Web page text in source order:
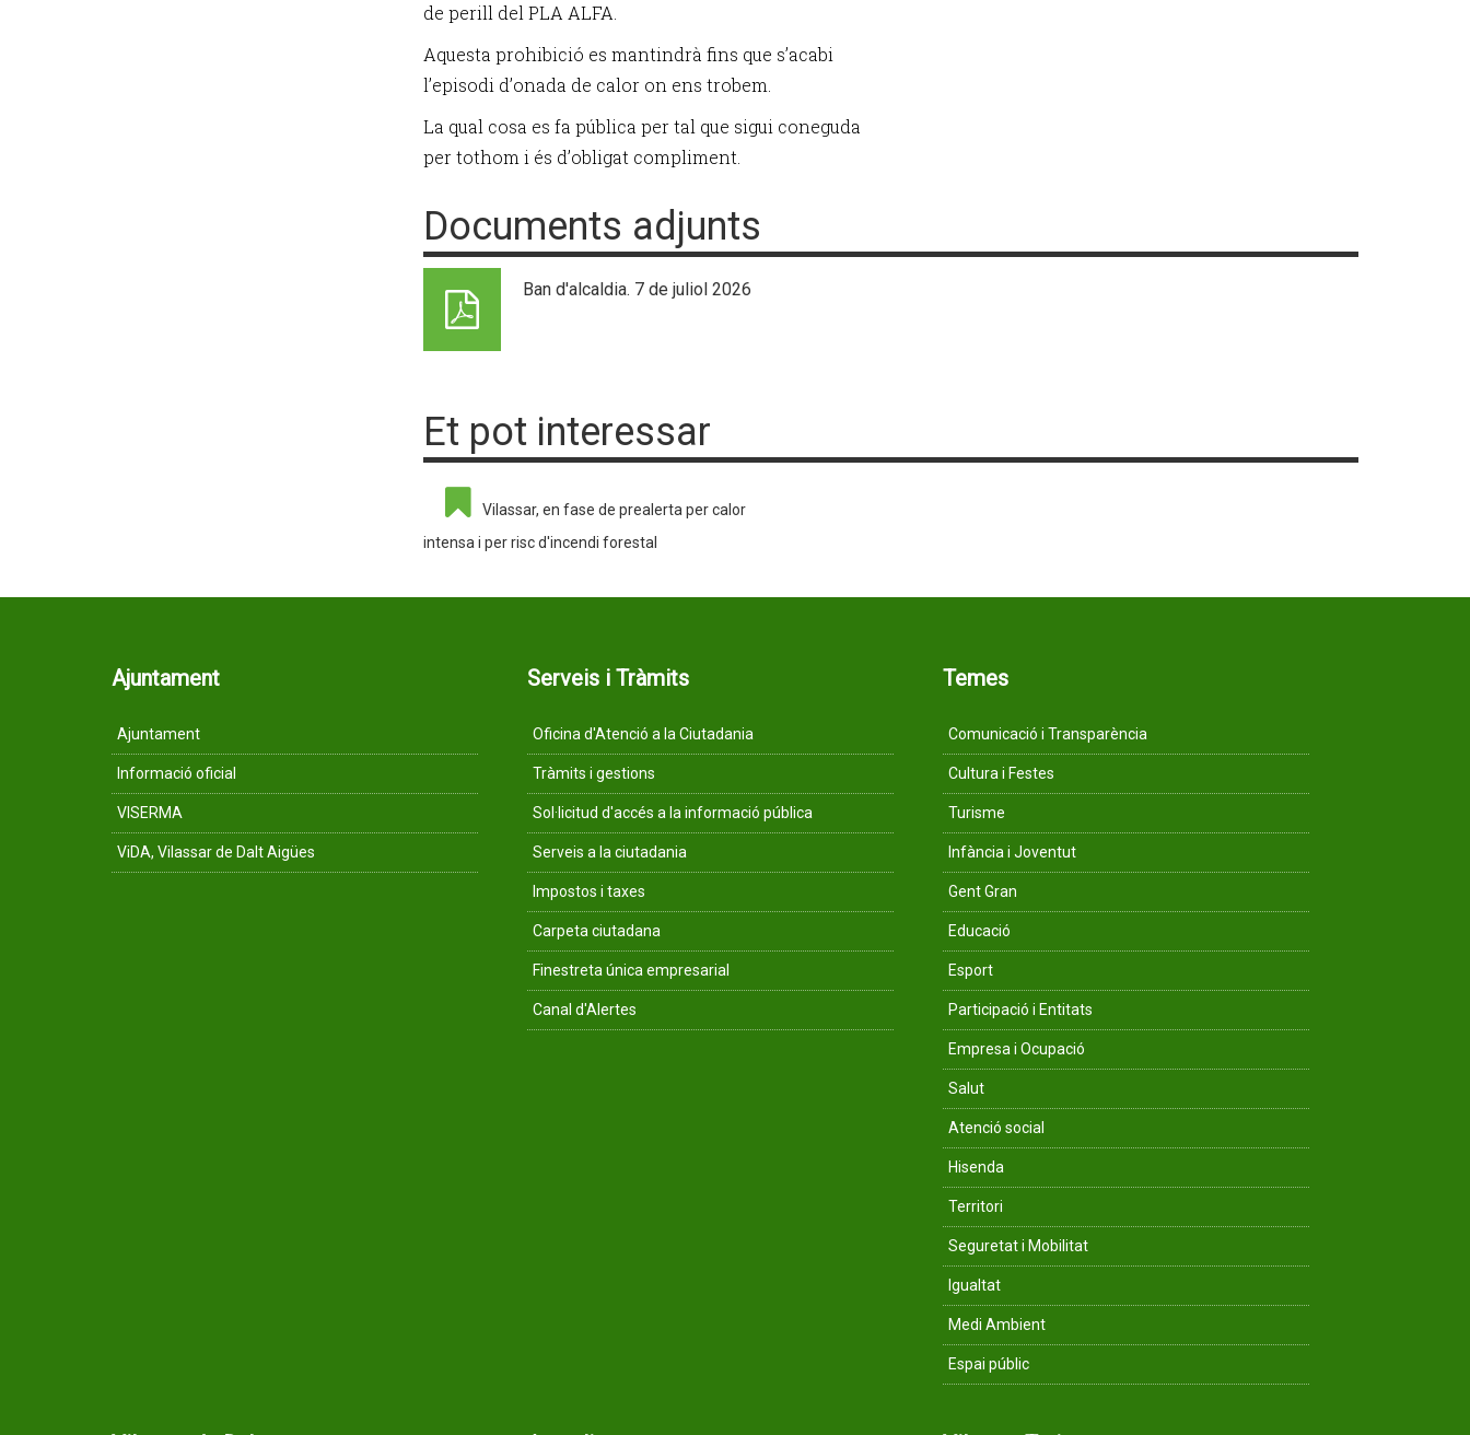
de perill del PLA ALFA.
Aquesta prohibició es mantindrà fins que s’acabi
l’episodi d’onada de calor on ens trobem.
La qual cosa es fa pública per tal que sigui coneguda
per tothom i és d’obligat compliment.
Documents adjunts
Ban d'alcaldia. 7 de juliol 2026
Et pot interessar
Vilassar, en fase de prealerta per calor
intensa i per risc d'incendi forestal
Ajuntament
Ajuntament
Informació oficial
VISERMA
ViDA, Vilassar de Dalt Aigües
Serveis i Tràmits
Oficina d'Atenció a la Ciutadania
Tràmits i gestions
Sol·licitud d'accés a la informació pública
Serveis a la ciutadania
Impostos i taxes
Carpeta ciutadana
Finestreta única empresarial
Canal d'Alertes
Temes
Comunicació i Transparència
Cultura i Festes
Turisme
Infància i Joventut
Gent Gran
Educació
Esport
Participació i Entitats
Empresa i Ocupació
Salut
Atenció social
Hisenda
Territori
Seguretat i Mobilitat
Igualtat
Medi Ambient
Espai públic